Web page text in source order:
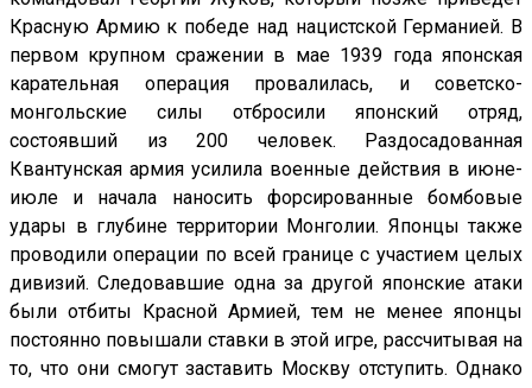
Красную Армию к победе над нацистской Германией. В
первом крупном сражении в мае 1939 года японская
карательная операция провалилась, и советско-
монгольские силы отбросили японский отряд,
состоявший из 200 человек. Раздосадованная
Квантунская армия усилила военные действия в июне-
июле и начала наносить форсированные бомбовые
удары в глубине территории Монголии. Японцы также
проводили операции по всей границе с участием целых
дивизий. Следовавшие одна за другой японские атаки
были отбиты Красной Армией, тем не менее японцы
постоянно повышали ставки в этой игре, рассчитывая на
то, что они смогут заставить Москву отступить. Однако